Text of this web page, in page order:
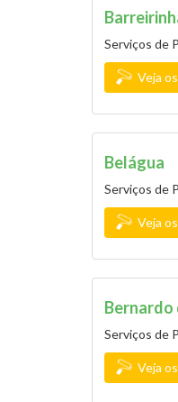
Serviços de
Veja
Belágua
Serviços de
Veja
Bernardo
Serviços de
Veja